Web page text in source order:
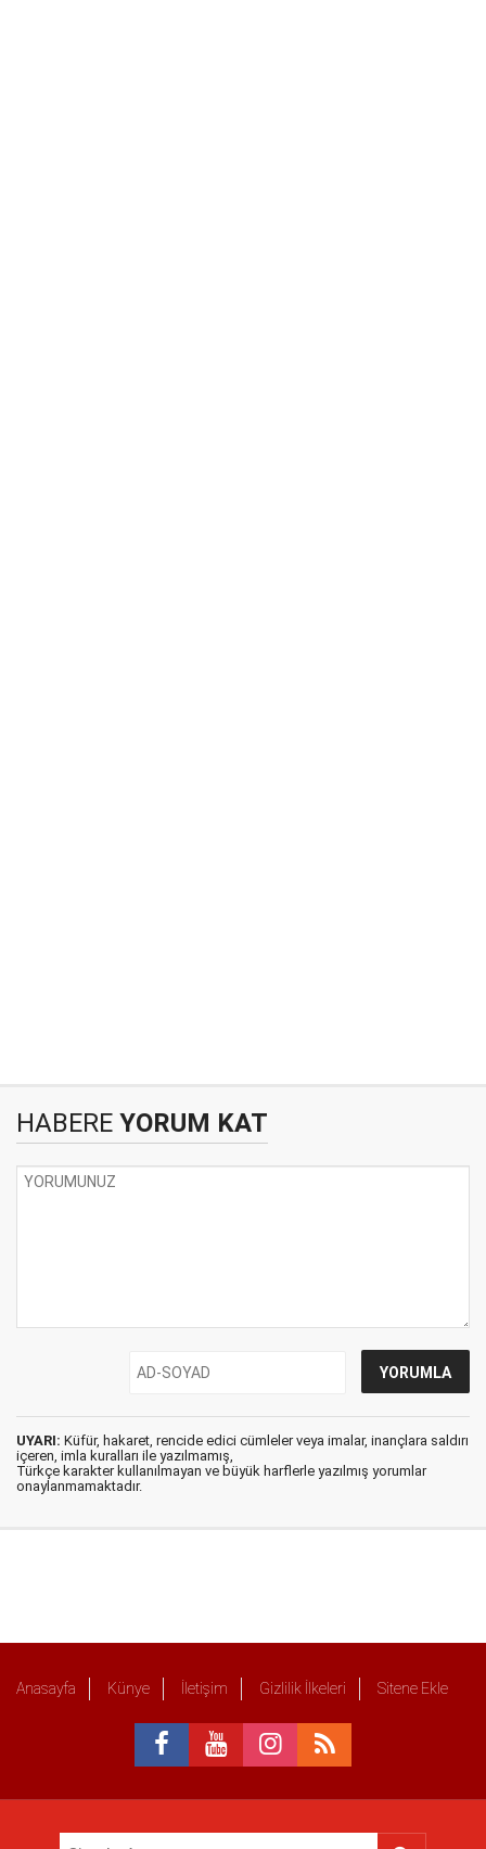
HABERE YORUM KAT
UYARI: Küfür, hakaret, rencide edici cümleler veya imalar, inançlara saldırı
içeren, imla kuralları ile yazılmamış,
Türkçe karakter kullanılmayan ve büyük harflerle yazılmış yorumlar
onaylanmamaktadır.
Anasayfa Künye İletişim Gizlilik İlkeleri Sitene Ekle